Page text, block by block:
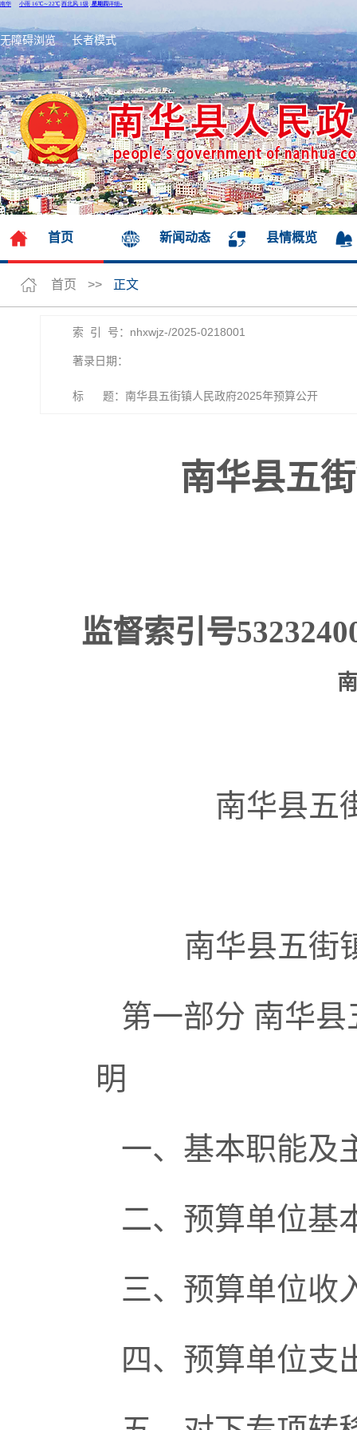
无障碍浏览 长者模式
首页 新闻动态 县情概览
首页 >> 正文
索 引 号：nhxwjz-/2025-0218001
著录日期：
标 题：南华县五街镇人民政府2025年预算公开
南华县五
监督索引号
南华县五
南华县五街
第一部分 南华县
明
一、基本职能及
二、预算单位基
三、预算单位收
四、预算单位支